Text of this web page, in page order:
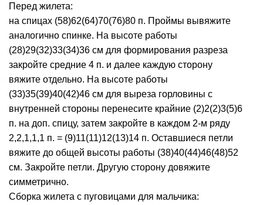
Перед жилета:
на спицах (58)62(64)70(76)80 п. Проймы вывяжите
аналогично спинке. На высоте работы
(28)29(32)33(34)36 см для формирования разреза
закройте средние 4 п. и далее каждую сторону
вяжите отдельно. На высоте работы
(33)35(39)40(42)46 см для выреза горловины с
внутренней стороны перенесите крайние (2)2(2)3(5)6
п. на доп. спицу, затем закройте в каждом 2-м ряду
2,2,1,1,1 п. = (9)11(11)12(13)14 п. Оставшиеся петли
вяжите до общей высоты работы (38)40(44)46(48)52
см. Закройте петли. Другую сторону довяжите
симметрично.
Сборка жилета с пуговицами для мальчика: